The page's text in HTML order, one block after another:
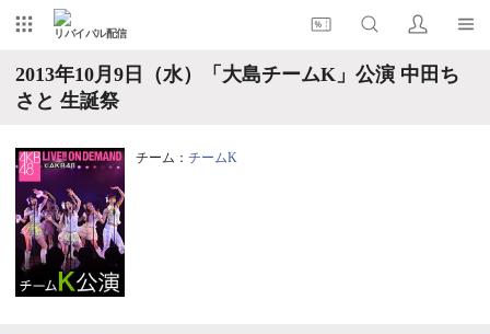
リバイバル配信
2013年10月9日（水）「大島チームK」公演 中田ち
さと 生誕祭
チーム： チームK